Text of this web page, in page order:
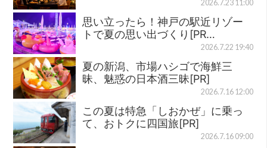
2026.7.23 11:00
思い立ったら！神戸の駅近リゾー
トで夏の思い出づくり[PR…
2026.7.22 19:40
夏の新潟、市場ハシゴで海鮮三
昧、魅惑の日本酒三昧[PR]
2026.7.16 12:00
この夏は特急「しおかぜ」に乗っ
て、おトクに四国旅[PR]
2026.7.16 09:00